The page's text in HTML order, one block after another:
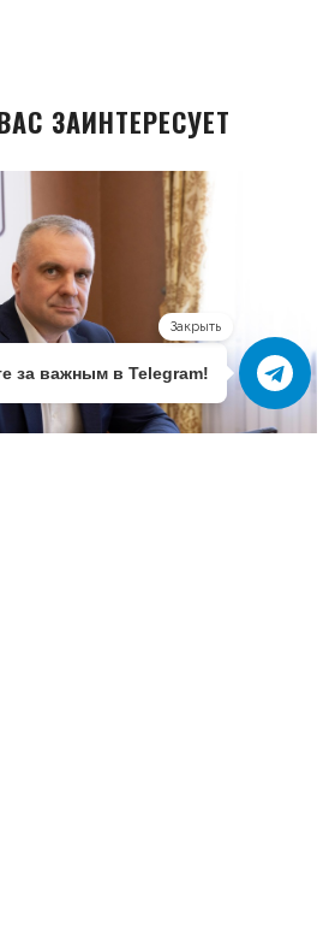
ЗАИНТЕРЕСУЕТ
Закрыть
за важным в Telegram!